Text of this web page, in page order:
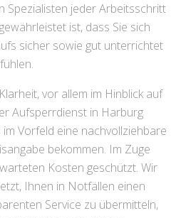
Spezialisten jeder Arbeitsschritt
ist, dass Sie sich
sicher sowie gut unterrichtet
fühlen.
vor allem im Hinblick auf
Aufsperrdienst in Harburg
Vorfeld eine nachvollziehbare
bekommen. Im Zuge
Kosten geschützt. Wir
Ihnen in Notfällen einen
Service zu übermitteln,